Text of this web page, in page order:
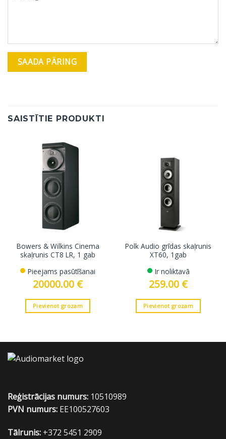
SAISTĪTIE PRODUKTI
Bowers & Wilkins Cinema
skaļrunis CT8 LR, 1 gab
Pieejams pasūtīšanai
20000.00 €
Pievienot grozam
Polk Audio grīdas skaļrunis
XT60, 1gab
Ir noliktavā
259.00 €
Pievienot grozam
Reģistrācijas numurs: 10510989
PVN numurs: EE100527603
Tālrunis: +372 5451 2909